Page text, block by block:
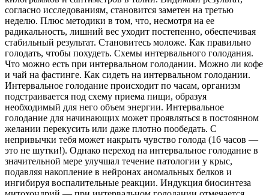
согласно исследованиям, становится заметен на третью
неделю. Плюс методики в том, что, несмотря на ее
радикальность, лишний вес уходит постепенно, обеспечивая
стабильный результат. Становитесь моложе. Как правильно
голодать, чтобы похудеть. Схемы интервального голодания.
Что можно есть при интервальном голодании. Можно ли кофе
и чай на фастинге. Как сидеть на интервальном голодании.
Интервальное голодание происходит по часам, организм
подстраивается под схему приема пищи, образуя
необходимый для него объем энергии. Интервальное
голодание для начинающих может проявляться в постоянном
желании перекусить или даже плотно пообедать. С
непривычки тебя может накрыть чувство голода (16 часов —
это не шутки!). Однако переход на интервальное голодание в
значительной мере улучшал течение патологии у крыс,
подавляя накопление в нейронах аномальных белков и
ингибируя воспалительные реакции. Индукция биосинтеза